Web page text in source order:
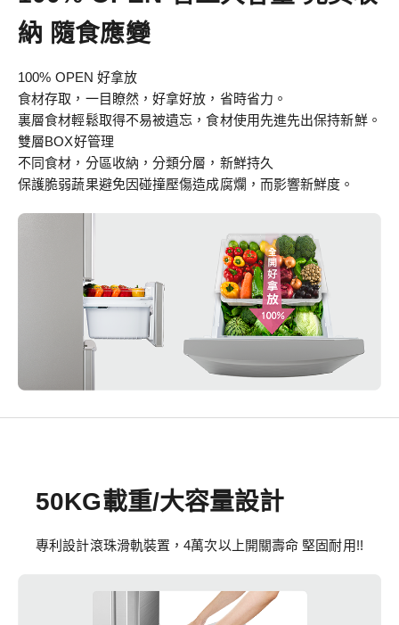
納 隨食應變
100% OPEN 好拿放
食材存取，一目瞭然，好拿好放，省時省力。
裏層食材輕鬆取得不易被遺忘，食材使用先進先出保持新鮮。
雙層BOX好管理
不同食材，分區收納，分類分層，新鮮持久
保護脆弱蔬果避免因碰撞壓傷造成腐爛，而影響新鮮度。
50KG載重/大容量設計
專利設計滾珠滑軌裝置，4萬次以上開關壽命 堅固耐用!!